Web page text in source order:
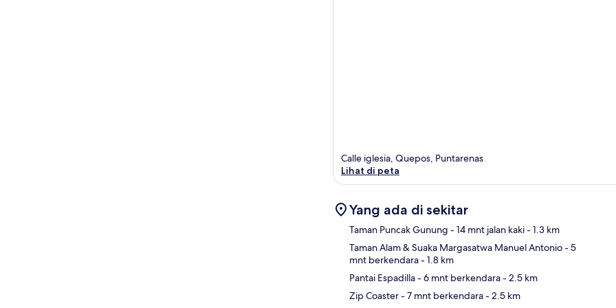
Calle iglesia, Quepos, Puntarenas
Lihat di peta
Yang ada di sekitar
Taman Puncak Gunung - 14 mnt jalan kaki- 1.3 km
Taman Alam & Suaka Margasatwa Manuel Antonio- 5
mnt berkendara- 1.8 km
Pantai Espadilla- 6 mnt berkendara- 2.5 km
Zip Coaster- 7 mnt berkendara- 2.5 km